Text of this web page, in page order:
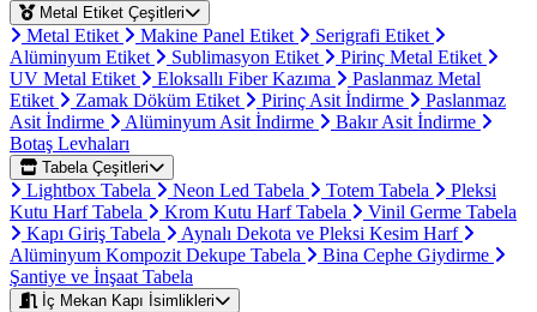
Metal Etiket Çeşitleri
Metal Etiket Makine Panel Etiket
Serigrafi Etiket
Alüminyum Etiket
Sublimasyon Etiket
Pirinç Metal Etiket
UV Metal Etiket
Eloksallı Fiber Kazıma
Paslanmaz Metal
Etiket
Zamak Döküm Etiket Pirinç Asit İndirme
Paslanmaz
Asit İndirme
Alüminyum Asit İndirme
Bakır Asit İndirme
Botaş Levhaları
Tabela Çeşitleri
Lightbox Tabela Neon Led Tabela Totem Tabela
Pleksi
Kutu Harf Tabela
Krom Kutu Harf Tabela
Vinil Germe Tabela
Kapı Giriş Tabela
Aynalı Dekota ve Pleksi Kesim Harf
Alüminyum Kompozit Dekupe Tabela
Bina Cephe Giydirme
Şantiye ve İnşaat Tabela
İç Mekan Kapı İsimlikleri